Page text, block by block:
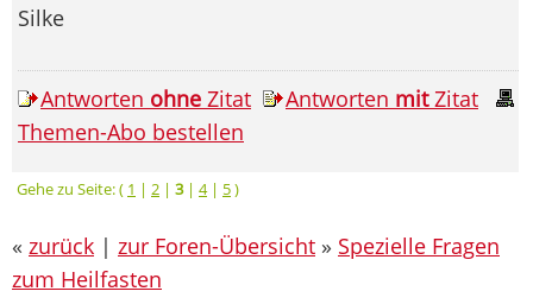
Silke
Antworten ohne Zitat Antworten mitZitat
Themen-Abo bestellen
Gehe zu Seite: ( 1 | 2 | 3| 4| 5)
« zurück | zur Foren-Übersicht » Spezielle Fragen
zum Heilfasten